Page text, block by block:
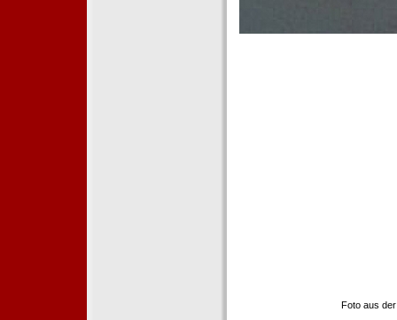
Foto aus